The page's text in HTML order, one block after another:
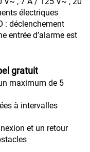
électriques
: déclenchement
entrée d’alarme est
gratuit
maximum de 5
à intervalles
et un retour